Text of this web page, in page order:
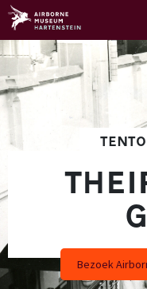
Bezoek